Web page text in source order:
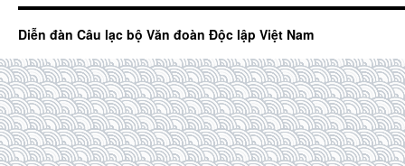
Diễn đàn Câu lạc bộ Văn đoàn Độc lập Việt Nam